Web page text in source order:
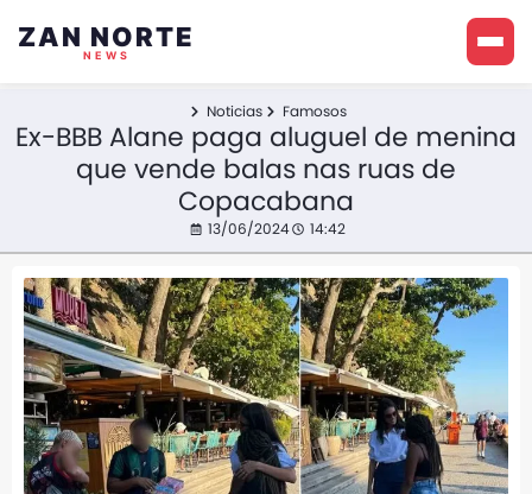
ZAN NORTE
NEWS
Noticias Famosos
Ex-BBB Alane paga aluguel de menina
que vende balas nas ruas de
Copacabana
13/06/2024 14:42